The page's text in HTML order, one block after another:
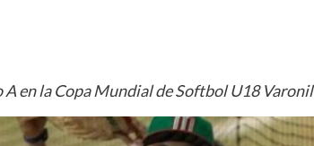
en la Copa Mundial de Softbol U18 Varonil